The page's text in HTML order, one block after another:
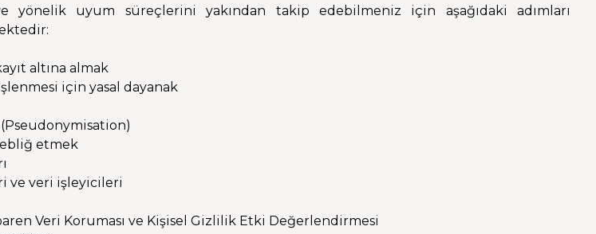
yönelik uyum süreçlerini yakından takip edebilmeniz için aşağıdaki adımları
altına almak
için yasal dayanak
etmek
ve veri işleyicileri
Veri Koruması ve Kişisel Gizlilik Etki Değerlendirmesi